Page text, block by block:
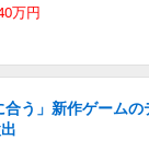
万円
う」新作ゲーム